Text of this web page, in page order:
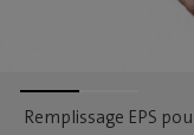
Remplissage EPS